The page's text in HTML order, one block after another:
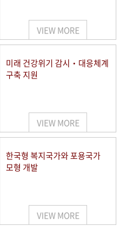
VIEW MORE
미래 건강위기 감시‧대응체계
구축 지원
VIEW MORE
한국형 복지국가와 포용국가
모형 개발
VIEW MORE